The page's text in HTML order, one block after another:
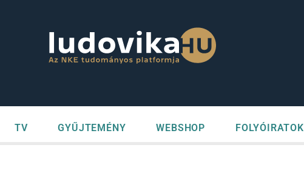
TV GYŰJTEMÉNY WEBSHOP FOLYÓIRATOK